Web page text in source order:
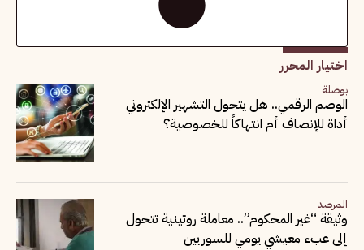
اختيار المحرر
بوصلة
الوصم الرقمي.. هل يتحول التشهير الإلكتروني
أداة للإنصاف أم انتهاكاً للخصوصية؟
المرصد
وثيقة “غير المحكوم”.. معاملة روتينية تتحول
إلى عبء معيشي يومي للسوريين